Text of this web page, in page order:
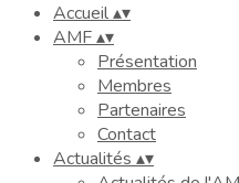
Accueil▴▾
AMF▴▾
Présentation
Membres
Partenaires
Contact
Actualités ▴▾